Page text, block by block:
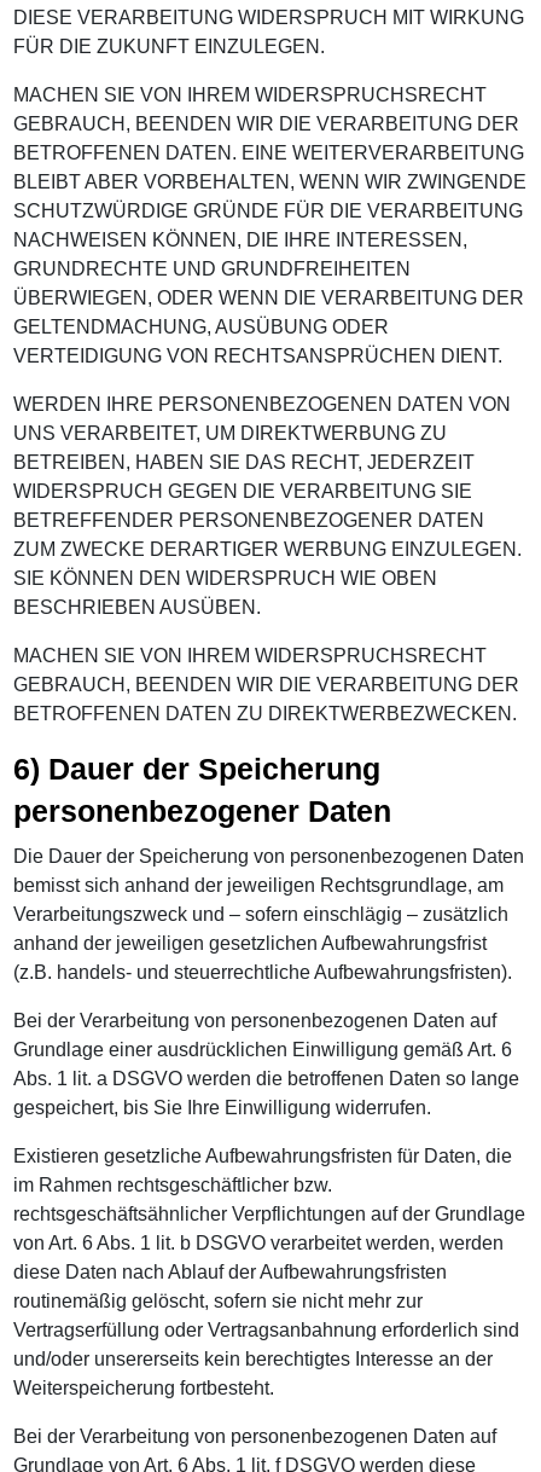
DIESE VERARBEITUNG WIDERSPRUCH MIT WIRKUNG
FÜR DIE ZUKUNFT EINZULEGEN.
MACHEN SIE VON IHREM WIDERSPRUCHSRECHT
GEBRAUCH, BEENDEN WIR DIE VERARBEITUNG DER
BETROFFENEN DATEN. EINE WEITERVERARBEITUNG
BLEIBT ABER VORBEHALTEN, WENN WIR ZWINGENDE
SCHUTZWÜRDIGE GRÜNDE FÜR DIE VERARBEITUNG
NACHWEISEN KÖNNEN, DIE IHRE INTERESSEN,
GRUNDRECHTE UND GRUNDFREIHEITEN
ÜBERWIEGEN, ODER WENN DIE VERARBEITUNG DER
GELTENDMACHUNG, AUSÜBUNG ODER
VERTEIDIGUNG VON RECHTSANSPRÜCHEN DIENT.
WERDEN IHRE PERSONENBEZOGENEN DATEN VON
UNS VERARBEITET, UM DIREKTWERBUNG ZU
BETREIBEN, HABEN SIE DAS RECHT, JEDERZEIT
WIDERSPRUCH GEGEN DIE VERARBEITUNG SIE
BETREFFENDER PERSONENBEZOGENER DATEN
ZUM ZWECKE DERARTIGER WERBUNG EINZULEGEN.
SIE KÖNNEN DEN WIDERSPRUCH WIE OBEN
BESCHRIEBEN AUSÜBEN.
MACHEN SIE VON IHREM WIDERSPRUCHSRECHT
GEBRAUCH, BEENDEN WIR DIE VERARBEITUNG DER
BETROFFENEN DATEN ZU DIREKTWERBEZWECKEN.
6) Dauer der Speicherung
personenbezogener Daten
Die Dauer der Speicherung von personenbezogenen Daten
bemisst sich anhand der jeweiligen Rechtsgrundlage, am
Verarbeitungszweck und – sofern einschlägig – zusätzlich
anhand der jeweiligen gesetzlichen Aufbewahrungsfrist
(z.B. handels- und steuerrechtliche Aufbewahrungsfristen).
Bei der Verarbeitung von personenbezogenen Daten auf
Grundlage einer ausdrücklichen Einwilligung gemäß Art. 6
Abs. 1 lit. a DSGVO werden die betroffenen Daten so lange
gespeichert, bis Sie Ihre Einwilligung widerrufen.
Existieren gesetzliche Aufbewahrungsfristen für Daten, die
im Rahmen rechtsgeschäftlicher bzw.
rechtsgeschäftsähnlicher Verpflichtungen auf der Grundlage
von Art. 6 Abs. 1 lit. b DSGVO verarbeitet werden, werden
diese Daten nach Ablauf der Aufbewahrungsfristen
routinemäßig gelöscht, sofern sie nicht mehr zur
Vertragserfüllung oder Vertragsanbahnung erforderlich sind
und/oder unsererseits kein berechtigtes Interesse an der
Weiterspeicherung fortbesteht.
Bei der Verarbeitung von personenbezogenen Daten auf
Grundlage von Art. 6 Abs. 1 lit. f DSGVO werden diese